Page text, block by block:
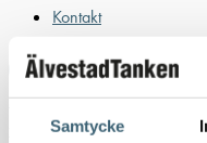
Samtycke
Kontakt
Hem/Butik/Dieseltankar
tillbehör/ Anslutning för